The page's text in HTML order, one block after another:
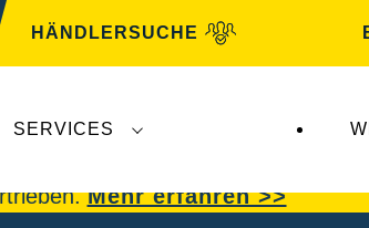
HÄNDLERSUCHE
SERVICES
Mehr erfahren >>